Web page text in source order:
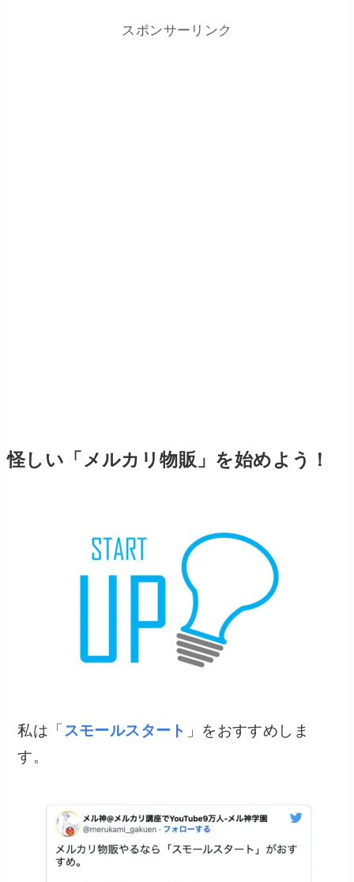
スポンサーリンク
怪しい「メルカリ物販」を始めよう！
私は「 スモールスタート 」をおすすめしま
す。